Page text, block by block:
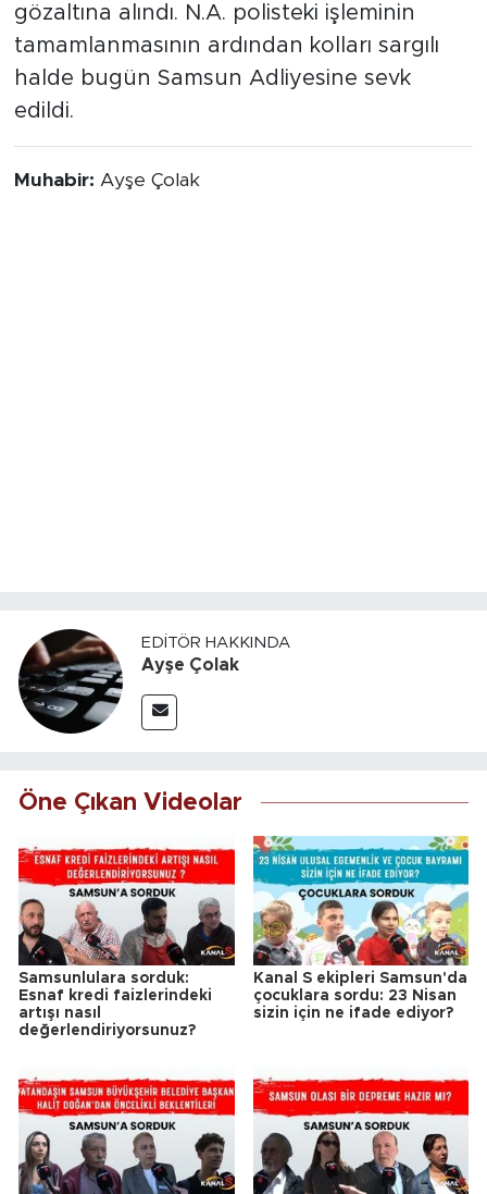
gözaltına alındı. N.A. polisteki işleminin
tamamlanmasının ardından kolları sargılı
halde bugün Samsun Adliyesine sevk
edildi.
Muhabir: Ayşe Çolak
EDITÖR HAKKINDA
Ayşe Çolak
Öne Çıkan Videolar
Samsunlulara sorduk:
Esnaf kredi faizlerindeki
artışı nasıl
değerlendiriyorsunuz?
Kanal S ekipleri Samsun'da
çocuklara sordu: 23 Nisan
sizin için ne ifade ediyor?